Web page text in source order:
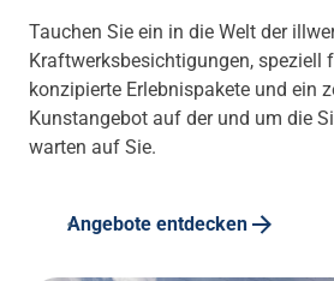
Tauchen Sie ein in die Welt der
Kraftwerksbesichtigungen, speziell
konzipierte Erlebnispakete und ein
Kunstangebot auf der und um die
warten auf Sie.
Angebote entdecken